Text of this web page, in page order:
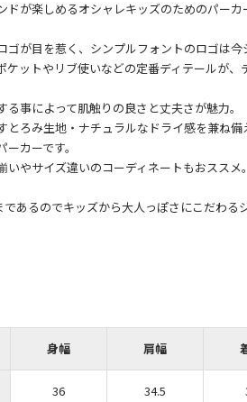
ドが楽しめるオシャレキッズのためのパーカ
ゴが目を惹く、シンプルフォントのロゴは
ケットやリブ使いなどの定番ディテールが
る事によって肌触りの良さと丈夫さが魅力。
とろみ生地・ナチュラルなドライ感を兼ね
カーです。
いやサイズ違いのコーディネートもおススメ。
であるのでキッズから大人っぽさにこだわる
身幅 肩幅
36 34.5